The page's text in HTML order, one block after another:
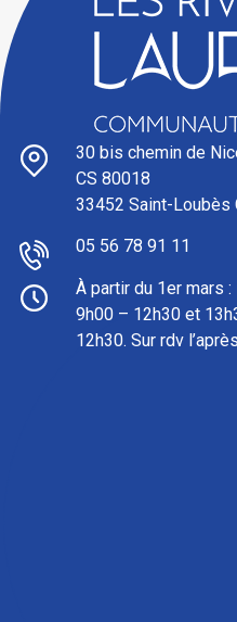
30 bis chemin de
CS 80018
33452 Saint-Loubès
05 56 78 91 11
À partir du 1er mars :
9h00 – 12h30 et
12h30. Sur rdv